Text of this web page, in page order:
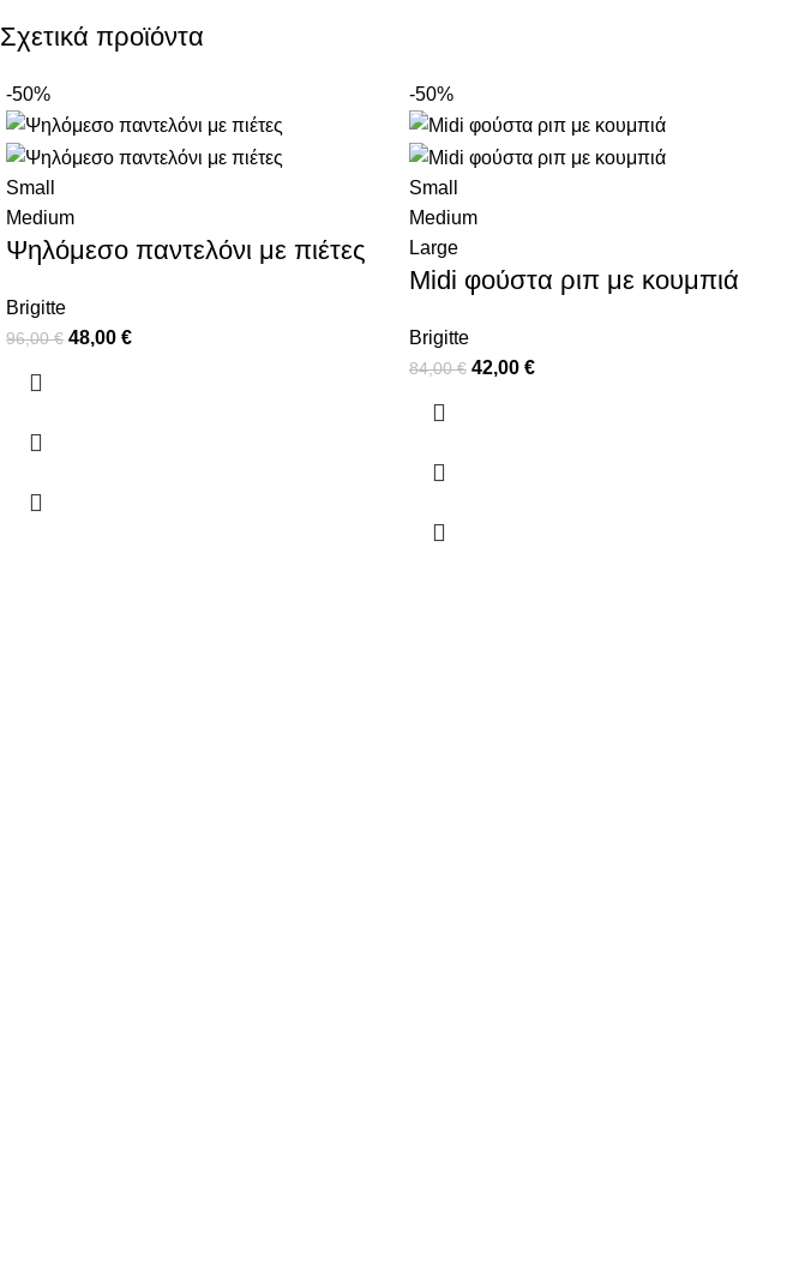
Σχετικά προϊόντα
-50%
Small
Medium
Ψηλόμεσο παντελόνι με πιέτες
Brigitte
96,00€ 48,00 €
-50%
Small
Medium
Large
Midi φούστα ριπ με κουμπιά
Brigitte
84,00€ 42,00 €